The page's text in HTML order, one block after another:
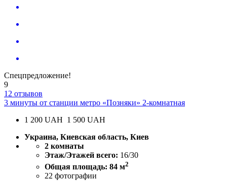
Спецпредложение!
9
12 отзывов
3 минуты от станции метро «Позняки» 2-комнатная
1 200 UAH 1 500 UAH
Украина, Киевская область, Киев
2 комнаты
Этаж/Этажей всего: 16/30
Общая площадь: 84 м2
22 фотографии